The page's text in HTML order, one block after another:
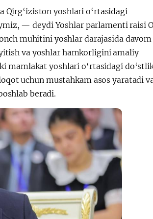
yoshlari o‘rtasidagi
— deydi Yoshlar parlamenti raisi
muhitini yoshlar darajasida davom
va yoshlar hamkorligini amaliy
mamlakat yoshlari o‘rtasidagi
uchun mustahkam asos yaratadi
beradi.